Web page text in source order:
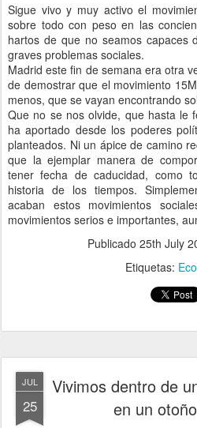
Sigue vivo y muy activo el
sobre todo con peso en las
hartos de que no seamos capaces
graves problemas sociales.
Madrid este fin de semana era otra
de demostrar que el movimiento
menos, que se vayan encontrando
Que no se nos olvide, que hasta le
ha aportado desde los poderes
planteados. Ni un ápice de camino
que la ejemplar manera de
tener fecha de caducidad, como
historia de los tiempos.
acaban estos movimientos
movimientos serios e importantes,
Publicado 25th July
Etiquetas:
JUL
25
Vivimos dentro de
en un